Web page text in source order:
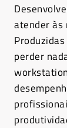
atender às
perder